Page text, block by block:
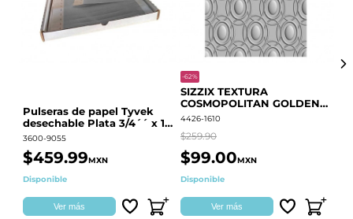
Pulseras de papel Tyvek
desechable Plata 3/4´´ x 10
´´
3600-9055
$459.99MXN
Disponible
Ver más
-62%
SIZZIX TEXTURA
COSMOPOLITAN GOLDEN
RINGS S.PARK 666700
4426-1610
$259.90
$99.00MXN
Disponible
Ver más